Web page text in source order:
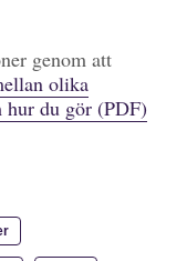
genom att
olika
hur du gör (PDF)